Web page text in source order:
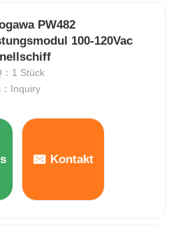
PW482
100-120Vac
：1 Stück
Inquiry
Kontakt